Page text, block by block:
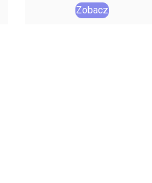
Zobacz